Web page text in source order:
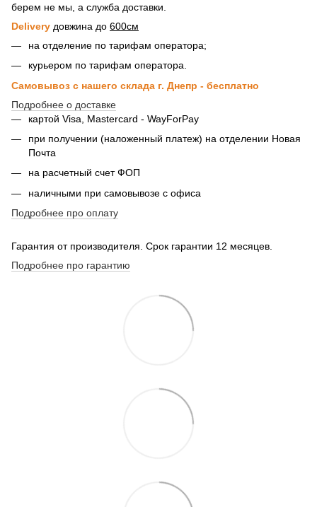
берем не мы, а служба доставки.
Delivery довжина до 600см
на отделение по тарифам оператора;
курьером по тарифам оператора.
Самовывоз с нашего склада г. Днепр - бесплатно
Подробнее о доставке
картой Visa, Mastercard - WayForPay
при получении (наложенный платеж) на отделении Новая
Почта
на расчетный счет ФОП
наличными при самовывозе с офиса
Подробнее про оплату
Гарантия от производителя. Срок гарантии 12 месяцев.
Подробнее про гарантию